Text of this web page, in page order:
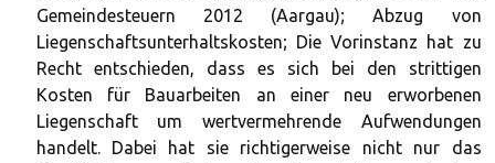
Gemeindesteuern 2012 (Aargau); Abzug von
Liegenschaftsunterhaltskosten; Die Vorinstanz hat zu
Recht entschieden, dass es sich bei den strittigen
Kosten für Bauarbeiten an einer neu erworbenen
Liegenschaft um wertvermehrende Aufwendungen
handelt. Dabei hat sie richtigerweise nicht nur das